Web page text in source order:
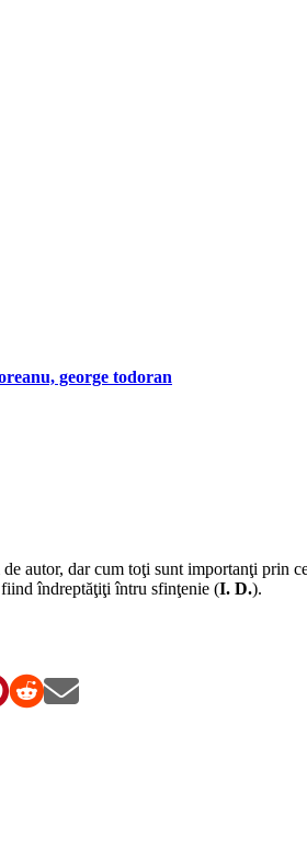
george todoran
autor, dar cum toţi sunt importanţi prin
fiind îndreptăţiţi întru sfinţenie (I. D.).